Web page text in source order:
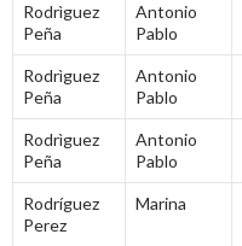
Rodrìguez
Peña
Antonio
Pablo
Rodrìguez
Peña
Antonio
Pablo
Rodrìguez
Peña
Antonio
Pablo
Rodríguez
Perez
Marina